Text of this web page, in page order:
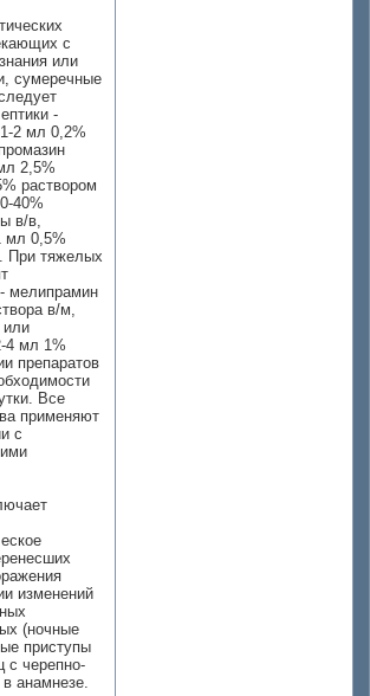
с
или
сумеречные
-
2 мл 0,2%
2,5%
раствором
40%
в/в,
мл 0,5%
При тяжелых
мелипрамин
в/м,
или
4 мл 1%
препаратов
Все
применяют
с
изменений
(ночные
приступы
с черепно-
анамнезе.